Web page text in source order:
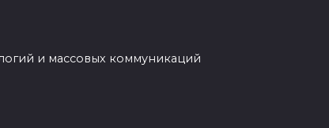
и массовых коммуникаций